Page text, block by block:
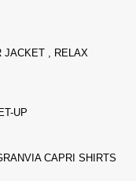
JACKET , RELAX
UP
CAPRI SHIRTS